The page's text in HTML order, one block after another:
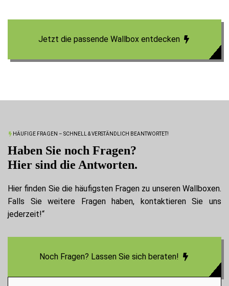
Jetzt die passende Wallbox entdecken
HÄUFIGE FRAGEN – SCHNELL & VERSTÄNDLICH BEANTWORTET!
Haben Sie noch Fragen?
Hier sind die Antworten.
Hier finden Sie die häufigsten Fragen zu unseren Wallboxen.
Falls Sie weitere Fragen haben, kontaktieren Sie uns
jederzeit!“
Noch Fragen? Lassen Sie sich beraten!